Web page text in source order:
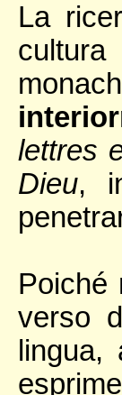
La
lettres
Dieu,
Poiché
verso